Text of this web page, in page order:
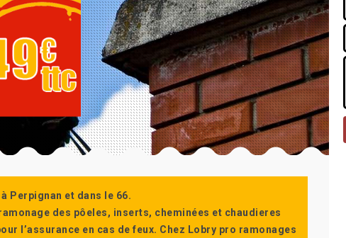
Perpignan et dans le 66.
des pôeles, inserts, cheminées et chaudieres
l’assurance en cas de feux. Chez Lobry pro ramonages